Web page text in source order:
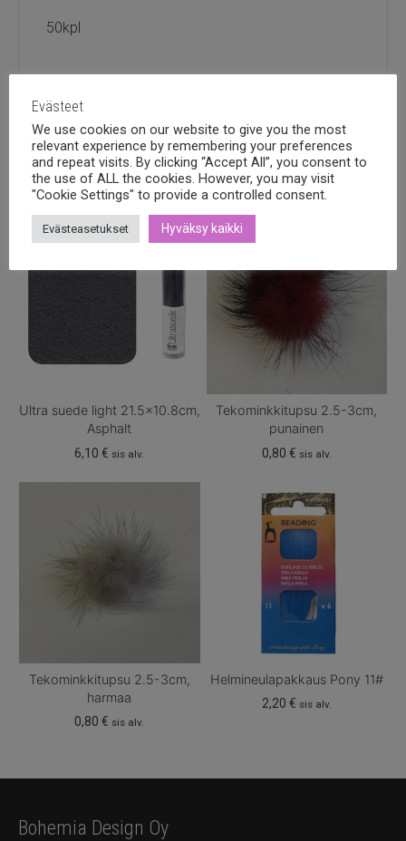
50kpl
Tutustu myös
Ultra suede light 21.5×10.8cm,
Asphalt
6,10€ sis alv.
Tekominkkitupsu 2.5-3cm,
punainen
0,80 € sis alv.
Tekominkkitupsu 2.5-3cm,
harmaa
0,80€ sis alv.
Helmineulapakkaus Pony 11#
2,20 € sis alv.
Bohemia Design Oy
Evästeet
We use cookies on our website to give you the most
relevant experience by remembering your preferences
and repeat visits. By clicking “Accept All”, you consent to
the use of ALL the cookies. However, you may visit
"Cookie Settings" to provide a controlled consent.
Evästeasetukset Hyväksy kaikki